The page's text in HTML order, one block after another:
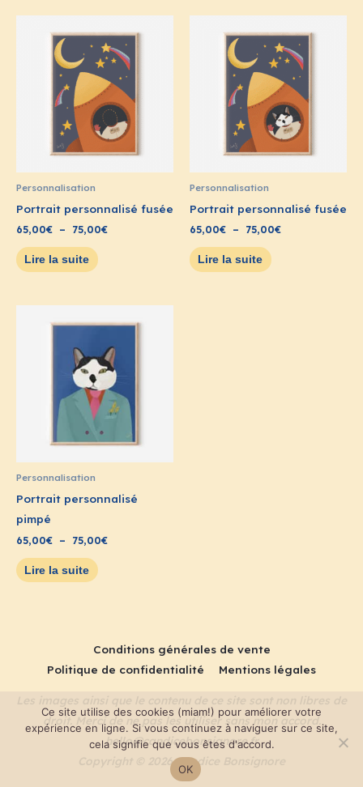
Personnalisation
Portrait personnalisé fusée
65,00€ – 75,00€
de
prix :
65,00€
75,00€
Lire la suite
Personnalisation
Portrait personnalisé fusée
65,00€ – 75,00€
de
prix :
65,00€
75,00€
Lire la suite
Personnalisation
Portrait personnalisé
pimpé
65,00€ – 75,00€
de
65,00€
à
75,00€
Lire la suite
Conditions générales de vente
Politique de confidentialité
Mentions légales
droit. Merci de ne pas les utiliser sans mon accord.
hello@candicebonsignore.fr
Copyright © 2026Candice Bonsignore
Ce site utilise des cookies (miam!) pour améliorer votre
expérience en ligne. Si vous continuez à naviguer sur ce site,
cela signifie que vous êtes d'accord.
OK